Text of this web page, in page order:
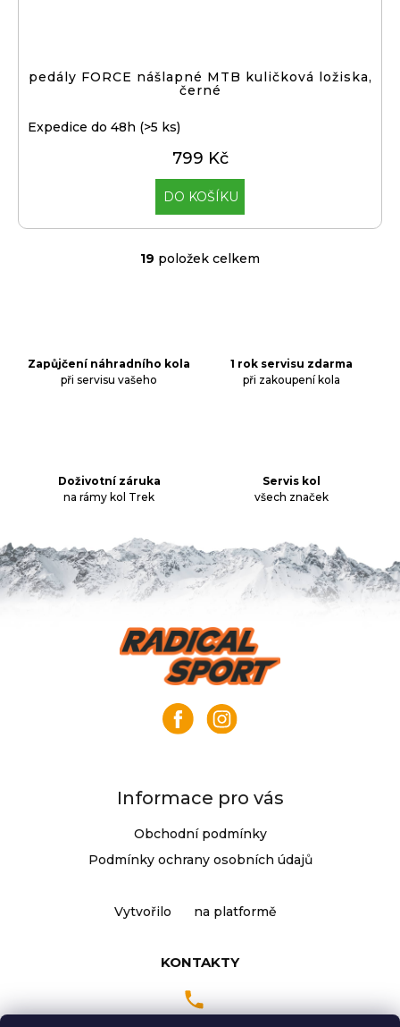
pedály FORCE nášlapné MTB kuličková ložiska,
černé
Expedice do 48h (>5 ks)
799 Kč
DO KOŠÍKU
O
p
i
19 položek celkem
Zapůjčení náhradního kola
při servisu vašeho
1 rok servisu zdarma
při zakoupení kola
Doživotní záruka
na rámy kol Trek
Servis kol
všech značek
Informace pro vás
Obchodní podmínky
Podmínky ochrany osobních údajů
Vytvořilo na platformě
KONTAKTY